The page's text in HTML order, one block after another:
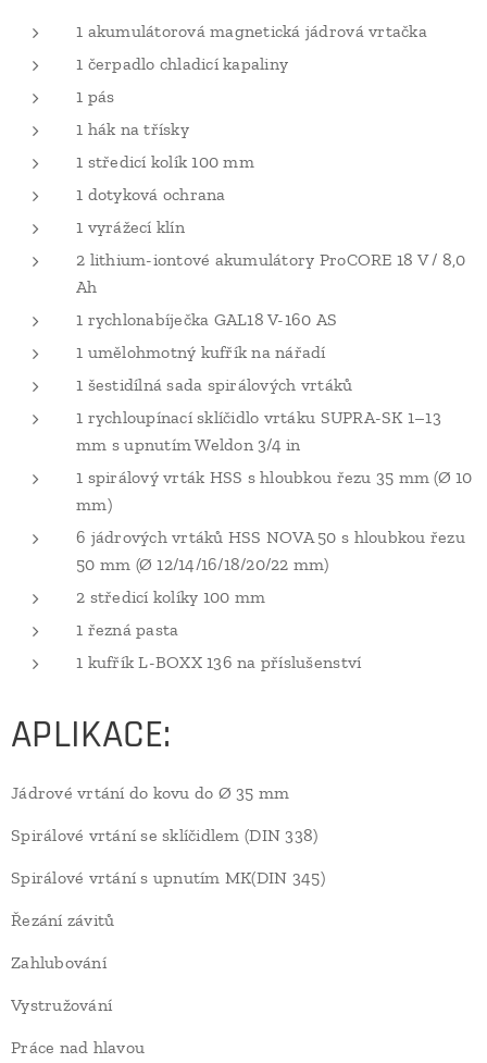
1 akumulátorová magnetická jádrová vrtačka
1 čerpadlo chladicí kapaliny
1 pás
1 hák na třísky
1 středicí kolík 100 mm
1 dotyková ochrana
1 vyrážecí klín
2 lithium-iontové akumulátory ProCORE 18 V / 8,0
Ah
1 rychlonabíječka GAL18 V-160 AS
1 umělohmotný kufřík na nářadí
1 šestidílná sada spirálových vrtáků
1 rychloupínací sklíčidlo vrtáku SUPRA-SK 1–13
mm s upnutím Weldon 3/4 in
1 spirálový vrták HSS s hloubkou řezu 35 mm (Ø 10
mm)
6 jádrových vrtáků HSS NOVA 50 s hloubkou řezu
50 mm (Ø 12/14/16/18/20/22 mm)
2 středicí kolíky 100 mm
1 řezná pasta
1 kufřík L-BOXX 136 na příslušenství
APLIKACE:
Jádrové vrtání do kovu do Ø 35 mm
Spirálové vrtání se sklíčidlem (DIN 338)
Spirálové vrtání s upnutím MK(DIN 345)
Řezání závitů
Zahlubování
Vystružování
Práce nad hlavou